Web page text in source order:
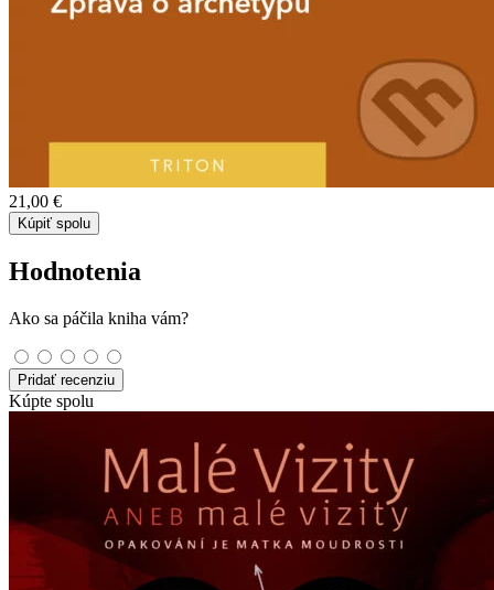
21,00 €
Kúpiť spolu
Hodnotenia
Ako sa páčila kniha vám?
Pridať recenziu
Kúpte spolu